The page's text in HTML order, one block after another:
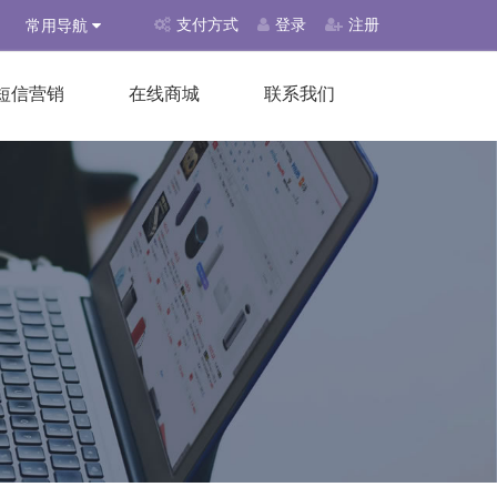
常用导航 支付方式 登录 注册
信营销 在线商城 联系我们